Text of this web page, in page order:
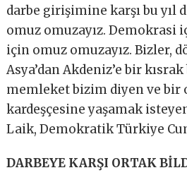
darbe girişimine karşı bu yıl
omuz omuzayız.
için omuz omuzayız. Bizler,
Asya’dan Akdeniz’e bir
memleket bizim diyen ve bir
kardeşçesine yaşamak
Laik, Demokratik Türkiye
DARBEYE KARŞI ORTAK